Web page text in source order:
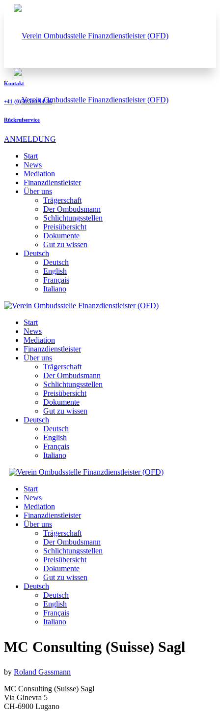
Kontakt
+41 (0)58 510 94 36
Rückrufservice
ANMELDUNG
Start
News
Mediation
Finanzdienstleister
Über uns
Trägerschaft
Der Ombudsmann
Schlichtungsstellen
Preisübersicht
Dokumente
Gut zu wissen
Deutsch
Deutsch
English
Français
Italiano
Start
News
Mediation
Finanzdienstleister
Über uns
Trägerschaft
Der Ombudsmann
Schlichtungsstellen
Preisübersicht
Dokumente
Gut zu wissen
Deutsch
Deutsch
English
Français
Italiano
Start
News
Mediation
Finanzdienstleister
Über uns
Trägerschaft
Der Ombudsmann
Schlichtungsstellen
Preisübersicht
Dokumente
Gut zu wissen
Deutsch
Deutsch
English
Français
Italiano
MC Consulting (Suisse) Sagl
by Roland Gassmann
MC Consulting (Suisse) Sagl
Via Ginevra 5
CH-6900 Lugano